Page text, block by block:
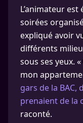
L’animateur
soirées
expliqué avoir
différents
sous ses yeux.
mon
gars de la
prenaient de la
raconté.